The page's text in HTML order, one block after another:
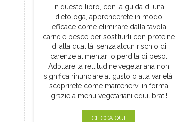
In questo libro, con la guida di una
dietologa, apprenderete in modo
efficace come eliminare dalla tavola
carne e pesce per sostituirli con proteine
di alta qualità, senza alcun rischio di
carenze alimentari o perdita di peso.
Adottare la rettitudine vegetariana non
significa rinunciare al gusto o alla varietà:
scoprirete come mantenervi in forma
grazie a menu vegetariani equilibrati!
CLICCA QUI